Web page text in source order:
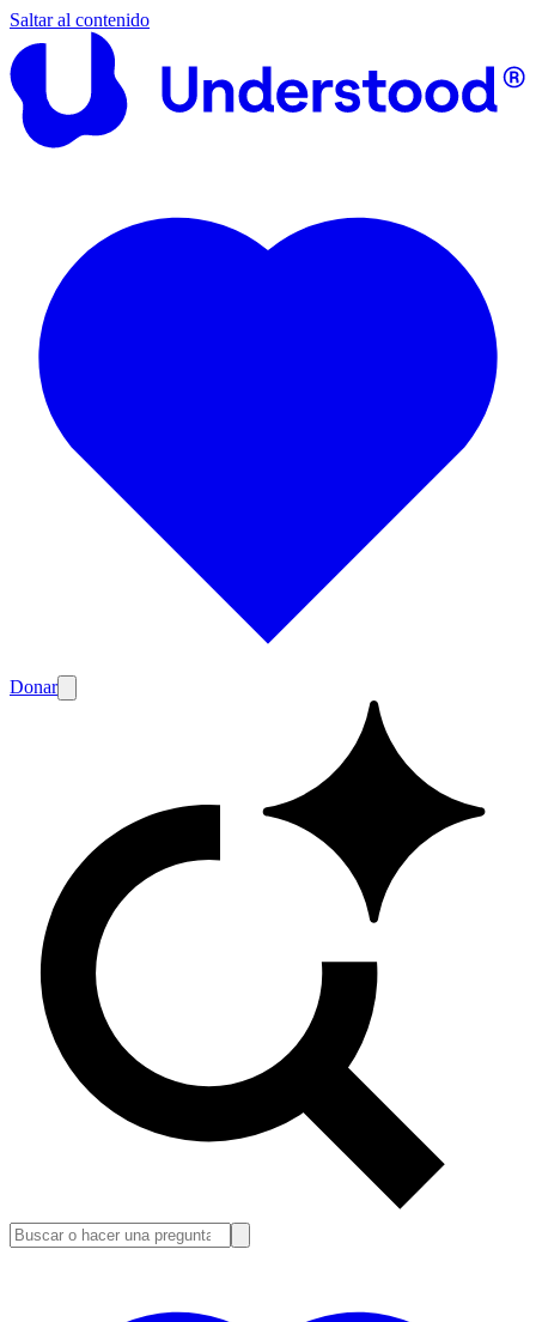
Saltar al contenido
Donar